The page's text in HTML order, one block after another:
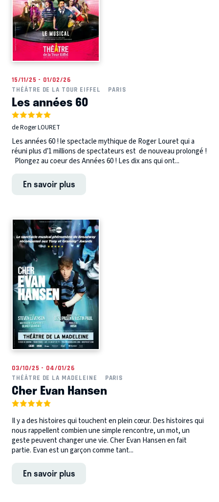
15/11/25 - 01/02/26
THÉÂTRE DE LA TOUR EIFFEL
PARIS
Les années 60
de Roger LOURET
Les années 60 ! le spectacle mythique de Roger Louret qui a
réuni plus d’1 millions de spectateurs est de nouveau prolongé !
Plongez au coeur des Années 60 ! Les dix ans qui ont...
En savoir plus
03/10/25 - 04/01/26
THÉÂTRE DE LA MADELEINE
PARIS
Cher Evan Hansen
Il y a des histoires qui touchent en plein cœur. Des histoires qui
nous rappellent combien une simple rencontre, un mot, un
geste peuvent changer une vie. Cher Evan Hansen en fait
partie. Evan est un garçon comme tant...
En savoir plus